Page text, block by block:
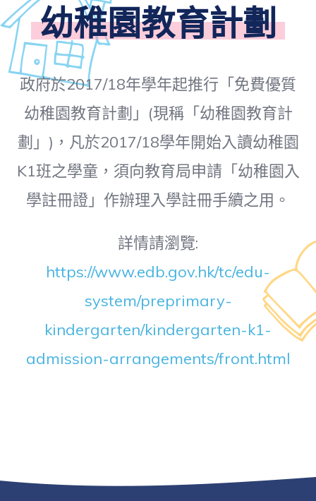
幼稚園教育計劃
政府於2017/18年學年起推行「免費優質
幼稚園教育計劃」 (現稱「幼稚園教育計
劃」 ) ，凡於2017/18學年開始入讀幼稚園
K1班之學童，須向教育局申請「幼稚園入
學註冊證」作辦理入學註冊手續之用。
詳情請瀏覽:
https://www.edb.gov.hk/tc/edu-
system/preprimary-
kindergarten/kindergarten-k1-
admission-arrangements/front.html